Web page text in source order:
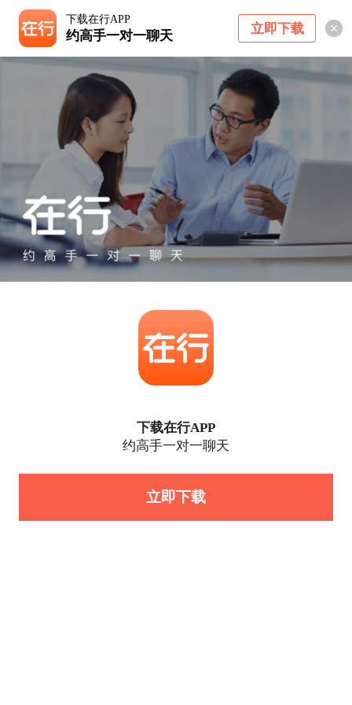
下载在行APP
约高手一对一聊天 立即下载
下载在行APP
约高手一对一聊天
立即下载